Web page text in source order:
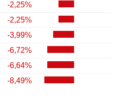
-2,25%
-2,25%
-3,99%
-6,72%
-6,64%
-8,49%